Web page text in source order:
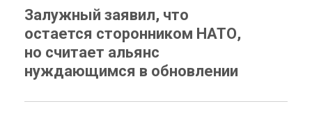
Залужный заявил, что
остается сторонником НАТО,
но считает альянс
нуждающимся в обновлении